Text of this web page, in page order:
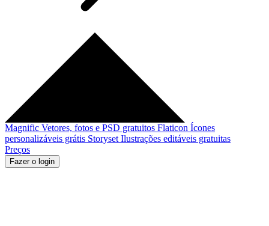
Magnific Vetores, fotos e PSD gratuitos Flaticon Ícones
personalizáveis grátis Storyset Ilustrações editáveis gratuitas
Preços
Fazer o login